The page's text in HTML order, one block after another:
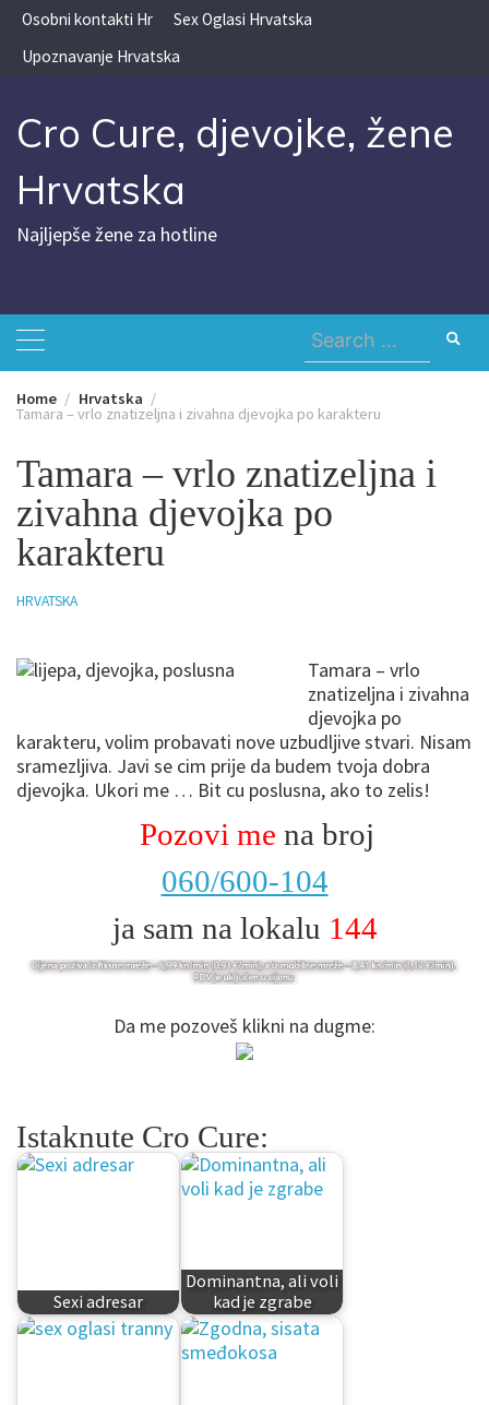
Skip
content
Osobni kontakti Hr
Sex Oglasi Hrvatska
Upoznavanje Hrvatska
Cro Cure, djevojke, žene
Hrvatska
Najljepše žene za hotline
Search
for:
Home Hrvatska
Tamara – vrlo znatizeljna i zivahna djevojka po karakteru
Tamara – vrlo znatizeljna i
zivahna djevojka po
karakteru
HRVATSKA
Tamara – vrlo
znatizeljna i zivahna
djevojka po
karakteru, volim probavati nove uzbudljive stvari. Nisam
sramezljiva. Javi se cim prije da budem tvoja dobra
djevojka. Ukori me … Bit cu poslusna, ako to zelis!
Pozovi me na broj
060/600-104
ja sam na lokalu 144
Da me pozoveš klikni na dugme:
Istaknute Cro Cure:
Sexi adresar
Dominantna, ali voli
kad je zgrabe